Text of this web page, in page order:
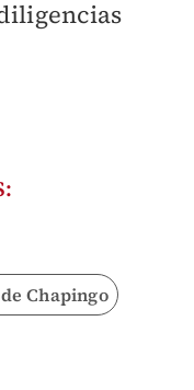
Chapingo